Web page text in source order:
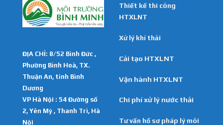
ĐỊA CHỈ: 8/52 Bình Đức ,
Phường Bình Hoà, TX.
Thuận An, tỉnh Bình
Dương
VP Hà Nội : 54 Đường số
2, Yên Mỹ , Thanh Trì, Hà
Nội
Thiết kế thi công
HTXLNT
Xử lý khí thải
Cải tạo HTXLNT
Vận hành HTXLNT
Chi phí xử lý nước thải
Tư vấn hồ sơ pháp lý môi